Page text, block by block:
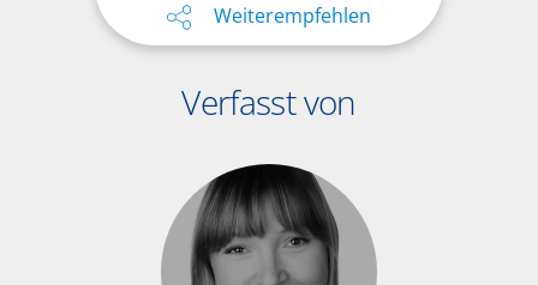
Weiterempfehlen
Verfasst von